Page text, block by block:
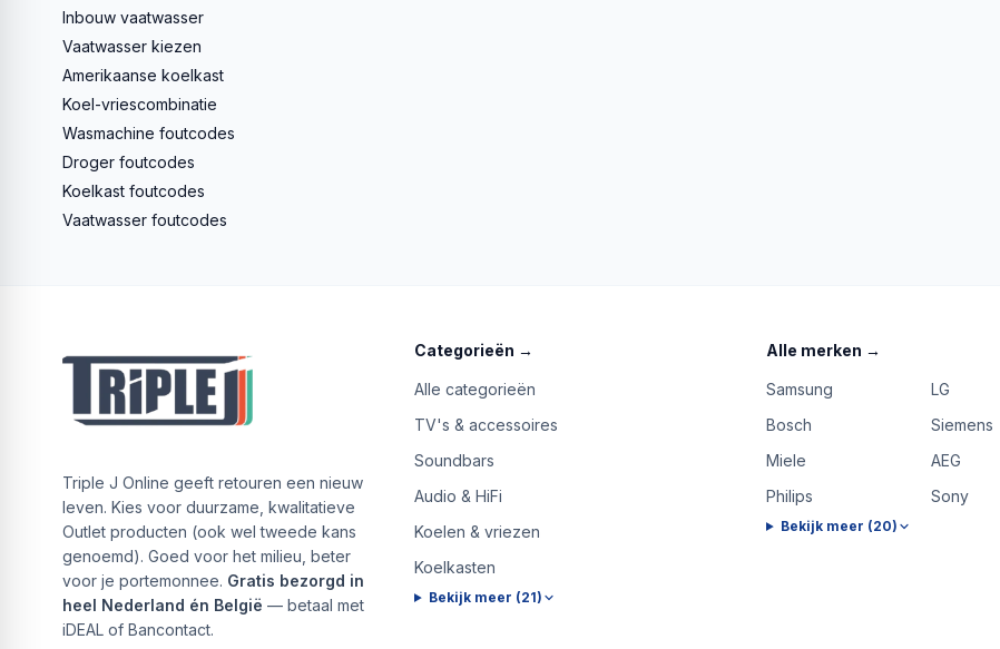
Inbouw vaatwasser
Vaatwasser kiezen
Amerikaanse koelkast
Koel-vriescombinatie
Wasmachine foutcodes
Droger foutcodes
Koelkast foutcodes
Vaatwasser foutcodes
Triple J Online geeft retouren een nieuw
leven. Kies voor duurzame, kwalitatieve
Outlet producten (ook wel tweede kans
genoemd). Goed voor het milieu, beter
voor je portemonnee. Gratis bezorgd in
heel Nederland én België — betaal met
iDEAL of Bancontact.
Categorieën →
Alle categorieën
TV's & accessoires
Soundbars
Audio & HiFi
Koelen & vriezen
Koelkasten
Bekijk meer (21)
Alle merken →
Samsung
LG
Bosch
Siemens
Miele
AEG
Philips
Sony
Bekijk meer (20)